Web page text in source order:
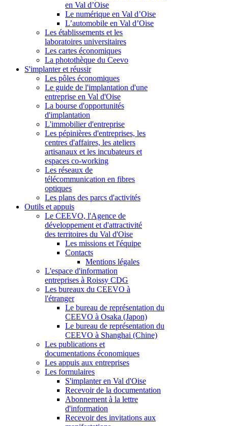
en Val d’Oise
Le numérique en Val d’Oise
L’automobile en Val d’Oise
Les établissements et les
laboratoires universitaires
Les cartes économiques
La photothèque du Ceevo
S'implanter et réussir
Les pôles économiques
Le guide de l'implantation d'une
entreprise en Val d'Oise
La bourse d'opportunités
d'implantation
L'immobilier d'entreprise
Les pépinières d'entreprises, les
centres d'affaires, les ateliers
artisanaux et les incubateurs et
espaces co-working
Les réseaux de
télécommunication en fibres
optiques
Les plans des parcs d'activités
Outils et appuis
Le CEEVO, l'Agence de
développement et d'attractivité
des territoires du Val d'Oise
Les missions et l'équipe
Contacts
Mentions légales
L'espace d'information
entreprises à Roissy CDG
Les bureaux du CEEVO à
l'étranger
Le bureau de représentation du
CEEVO à Osaka (Japon)
Le bureau de représentation du
CEEVO à Shanghai (Chine)
Les publications et
documentations économiques
Les appuis aux entreprises
Les formulaires
S'implanter en Val d'Oise
Recevoir de la documentation
Abonnement à la lettre
d'information
Recevoir des invitations aux